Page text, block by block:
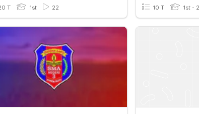
T 1st 22 10 T 1st -